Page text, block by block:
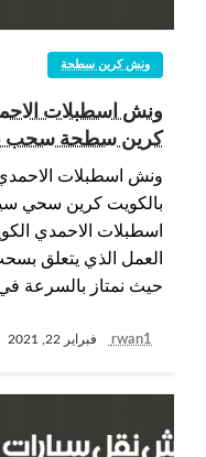
ونش كرين سطحة
كرين سطحة سحب
ونش اسطبلات
بالكويت كرين سحي
اسطبلات الاحمدي
العمل الذي يتعلق
حيث نمتاز بالسرعة
rwan1 فبراير 22, 2021